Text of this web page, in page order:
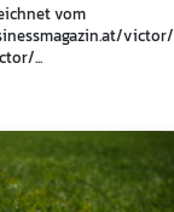
vom
victor/
...